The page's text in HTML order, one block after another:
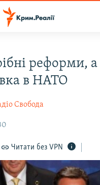
реформи, а
в НАТО
Свобода
Читати без VPN